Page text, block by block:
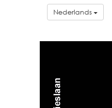
Nederlands